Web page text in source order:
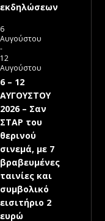
εκδηλώσεων
6
Αυγούστου
-
12
Αυγούστου
6 – 12
ΑΥΓΟΥΣΤΟΥ
2026 – Σαν
ΣΤΑΡ του
θερινού
σινεμά, με 7
βραβευμένες
ταινίες και
συμβολικό
εισιτήριο 2
ευρώ